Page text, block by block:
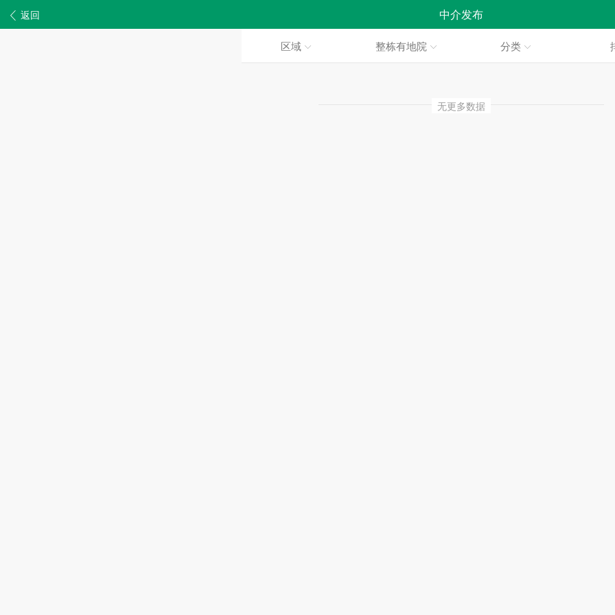
返回 中介发布
区域 整栋有地院 分类
无更多数据